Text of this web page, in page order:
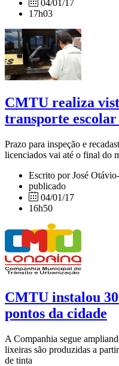
04/01/17
17h03
CMTU realiza
transporte
Prazo para inspeção e
licenciados vai até o final do
Escrito por José
publicado
04/01/17
16h50
CMTU instalou
pontos da cidade
A Companhia segue
lixeiras são produzidas a
de tinta